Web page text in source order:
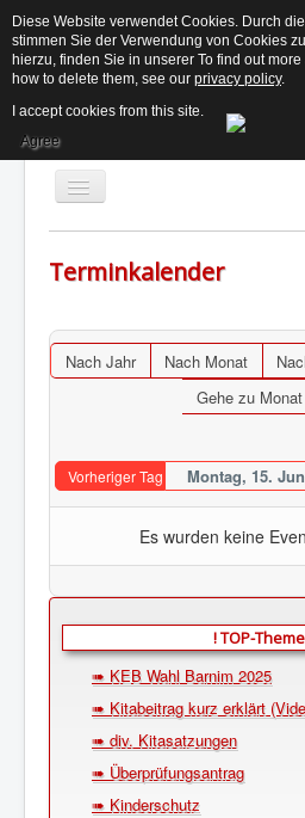
Toggle
Navigation
Aktuelles
Der Beirat ↓
Informationen ↓
Kontakt
Login
Suchen...
Terminkalender
Nach Jahr Nach Monat
Gehe zu Monat
Vorheriger Tag Montag, 15.
Es wurden keine
! TOP-
➠ KEB Wahl Barnim 2025
➠ Kitabeitrag kurz erklärt
➠ div. Kitasatzungen
➠ Überprüfungsantrag
➠ Kinderschutz
Diese Website verwendet Cookies. Durch
stimmen Sie der Verwendung von Cookies
hierzu, finden Sie in unserer To find out
how to delete them, see our privacy policy.
I accept cookies from this site.
Agree